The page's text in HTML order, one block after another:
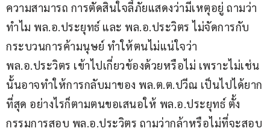
ความสามารถ การตัดสินใจลี้ภัยแสดงว่ามีเหตุอยู่ ถามว่า
ทำไม พล.อ.ประยุทธ์ และ พล.อ.ประวิตร ไม่จัดการกับ
กระบวนการค้ามนุษย์ ทำให้ตนไม่แน่ใจว่า
พล.อ.ประวิตร เข้าไปเกี่ยวข้องด้วยหรือไม่ เพราะไม่เช่น
นั้นอาจทำให้การกลับมาของ พล.ต.ต.ปวีณ เป็นไปได้ยาก
ที่สุด อย่างไรก็ตามตนขอเสนอให้ พล.อ.ประยุทธ์ ตั้ง
กรรมการสอบ พล.อ.ประวิตร ถามว่ากล้าหรือไม่ที่จะสอบ